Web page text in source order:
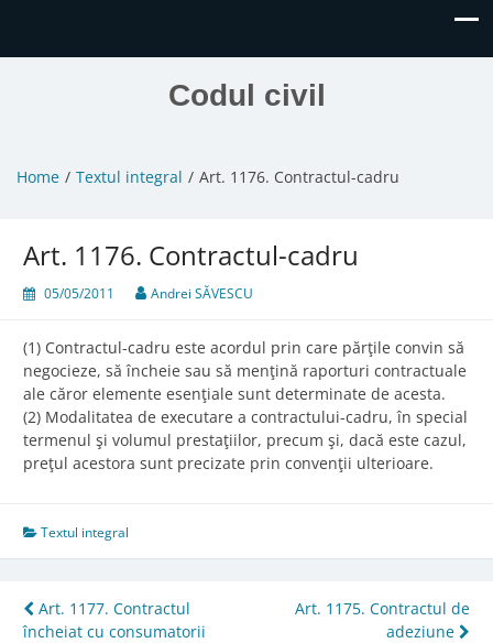
Codul civil
Home Textul integral Art. 1176. Contractul-cadru
Art. 1176. Contractul-cadru
05/05/2011 Andrei SĂVESCU
(1) Contractul-cadru este acordul prin care părţile convin să
negocieze, să încheie sau să menţină raporturi contractuale
ale căror elemente esenţiale sunt determinate de acesta.
(2) Modalitatea de executare a contractului-cadru, în special
termenul şi volumul prestaţiilor, precum şi, dacă este cazul,
preţul acestora sunt precizate prin convenţii ulterioare.
Textul integral
Post
Art. 1177. Contractul
încheiat cu consumatorii
Art. 1175. Contractul de
adeziune